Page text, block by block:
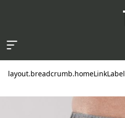
layout.breadcrumb.homeLinkLabel